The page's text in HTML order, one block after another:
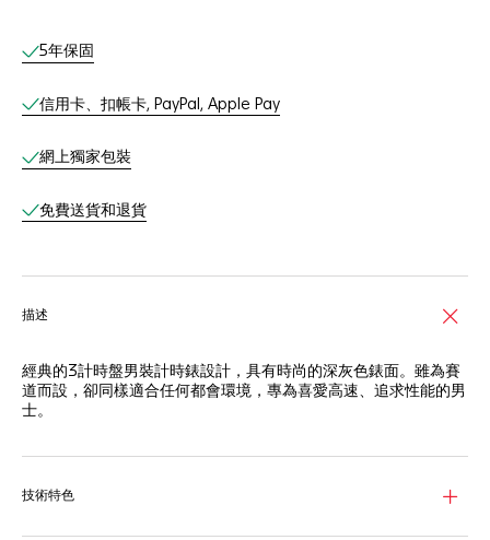
網上服務
5年保固
信用卡、扣帳卡, PayPal, Apple Pay
網上獨家包裝
免費送貨和退貨
描述
經典的3計時盤男裝計時錶設計，具有時尚的深灰色錶面。雖為賽
道而設，卻同樣適合任何都會環境，專為喜愛高速、追求性能的男
士。
技術特色